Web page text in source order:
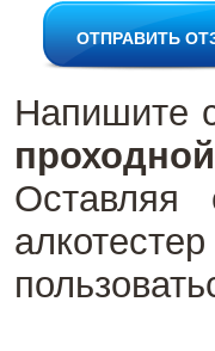
ОТПРАВИТЬ
Напишите
Оставляя